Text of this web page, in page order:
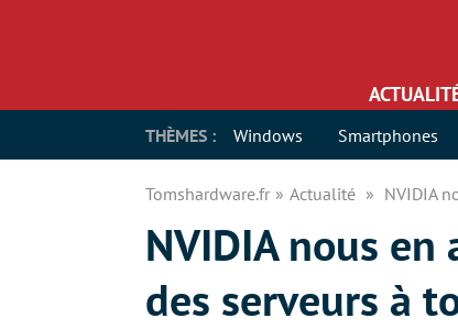
THÈMES : Windows Smartphones
Tomshardware.fr Actualité NVIDIA
NVIDIA nous
des serveurs à